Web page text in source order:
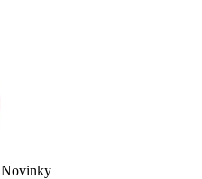
Novinky